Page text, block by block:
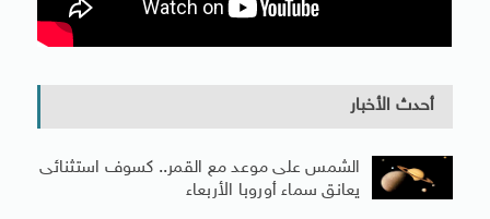
أحدث الأخبار
الشمس على موعد مع القمر.. كسوف استثنائى
يعانق سماء أوروبا الأربعاء